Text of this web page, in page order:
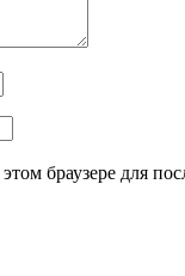
браузере для